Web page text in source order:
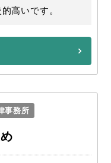
高いです。
事務所